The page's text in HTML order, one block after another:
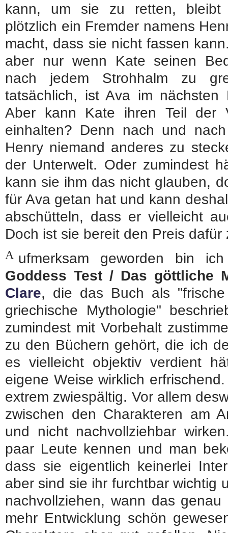
kann, um sie zu retten, bleibt
plötzlich ein Fremder namens
macht, dass sie nicht fassen
aber nur wenn Kate seinen
nach jedem Strohhalm zu
tatsächlich, ist Ava im nächsten
Aber kann Kate ihren Teil der
einhalten? Denn nach und
Henry niemand anderes zu
der Unterwelt. Oder zumindest
kann sie ihm das nicht glauben,
für Ava getan hat und kann
abschütteln, dass er vielleicht
Doch ist sie bereit den Preis dafür
A ufmerksam geworden bin
Goddess Test / Das göttliche
Clare, die das Buch als
griechische Mythologie"
zumindest mit Vorbehalt
zu den Büchern gehört, die ich
es vielleicht objektiv verdient
eigene Weise wirklich
extrem zwiespältig. Vor allem
zwischen den Charakteren am
und nicht nachvollziehbar
paar Leute kennen und man
dass sie eigentlich keinerlei
aber sind sie ihr furchtbar wichtig
nachvollziehen, wann das
mehr Entwicklung schön